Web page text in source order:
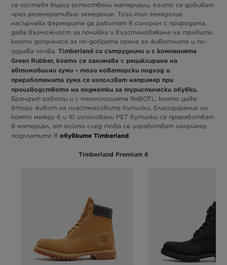
се поставя върху естествени материали, които се добиват
чрез регенеративно земеделие. Този тип земеделие
насърчава фермерите да работят в синхрон с природата,
дава възможност за почивка и възстановяване на тревите,
което допринася за по-добрата храна за животните и по-
здрава почва. Timberland си сътрудничи и с компанията
Green Rubber, която се занимава с рециклиране на
автомобилни гуми – този новаторски подход и
преработената гума се използват например при
производството на подметки за туристически обувки.
Брандът работи и с технологията ReBOTL, която дава
втори живот на пластмасовите бутилки, благодарение на
която между 6 и 10 използвани PET бутилки се преработват
в материал, от който след това се изработват например
подплатите в обувките Timberland.
Timberland Premium 6